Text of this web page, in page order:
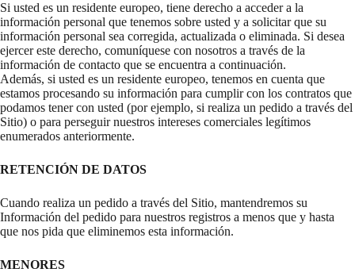
Si usted es un residente europeo, tiene derecho a acceder a la
información personal que tenemos sobre usted y a solicitar que su
información personal sea corregida, actualizada o eliminada. Si desea
ejercer este derecho, comuníquese con nosotros a través de la
información de contacto que se encuentra a continuación.
Además, si usted es un residente europeo, tenemos en cuenta que
estamos procesando su información para cumplir con los contratos que
podamos tener con usted (por ejemplo, si realiza un pedido a través del
Sitio) o para perseguir nuestros intereses comerciales legítimos
enumerados anteriormente.
RETENCIÓN DE DATOS
Cuando realiza un pedido a través del Sitio, mantendremos su
Información del pedido para nuestros registros a menos que y hasta
que nos pida que eliminemos esta información.
MENORES